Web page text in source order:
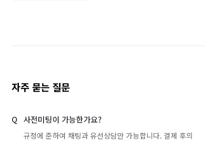
자주 묻는 질문
사전미팅이 가능한가요?
규정에 준하여 채팅과 유선상담만 가능합니다. 결제 후의